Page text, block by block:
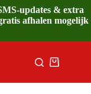
updates & extra
afhalen mogelijk